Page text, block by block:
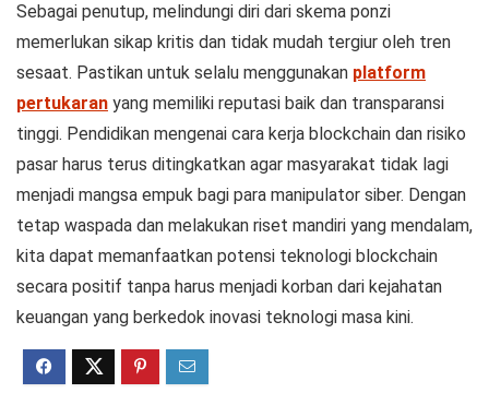
Sebagai penutup, melindungi diri dari skema ponzi
memerlukan sikap kritis dan tidak mudah tergiur oleh tren
sesaat. Pastikan untuk selalu menggunakan platform
pertukaran yang memiliki reputasi baik dan transparansi
tinggi. Pendidikan mengenai cara kerja blockchain dan risiko
pasar harus terus ditingkatkan agar masyarakat tidak lagi
menjadi mangsa empuk bagi para manipulator siber. Dengan
tetap waspada dan melakukan riset mandiri yang mendalam,
kita dapat memanfaatkan potensi teknologi blockchain
secara positif tanpa harus menjadi korban dari kejahatan
keuangan yang berkedok inovasi teknologi masa kini.